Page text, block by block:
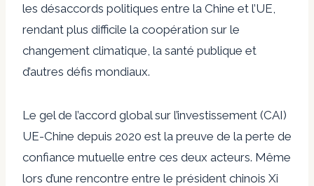
les désaccords politiques entre la Chine et l’UE,
rendant plus difficile la coopération sur le
changement climatique, la santé publique et
d’autres défis mondiaux.
Le gel de l’accord global sur l’investissement (CAI)
UE-Chine depuis 2020 est la preuve de la perte de
confiance mutuelle entre ces deux acteurs. Même
lors d’une rencontre entre le président chinois Xi